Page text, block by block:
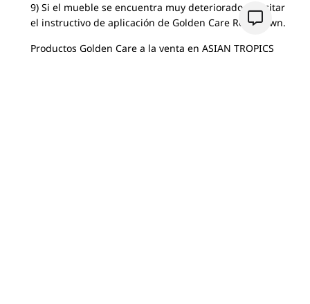
9) Si el mueble se encuentra muy deteriorado, solicitar
el instructivo de aplicación de Golden Care Red Brown.
Productos Golden Care a la venta en ASIAN TROPICS